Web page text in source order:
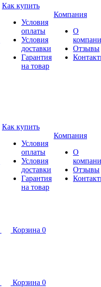
Как купить
Условия
оплаты
Условия
доставки
Гарантия
на товар
Компания
О
Отзывы
Как купить
Условия
оплаты
Условия
доставки
Гарантия
на товар
Компания
О
Отзывы
Корзина 0
Корзина 0